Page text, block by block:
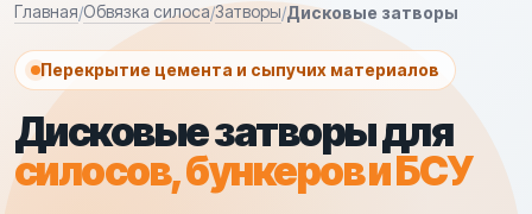
Главная/Обвязка силоса/Затворы/Дисковые затворы
Перекрытие цемента и сыпучих материалов
Дисковые затворы для
силосов, бункеров и БСУ